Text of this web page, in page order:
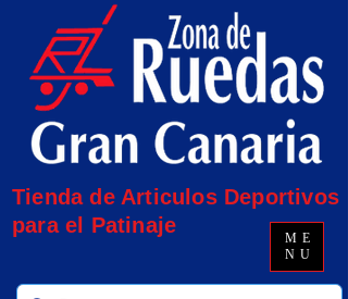
Tienda de Articulos Deportivos
para el Patinaje
ME
NU